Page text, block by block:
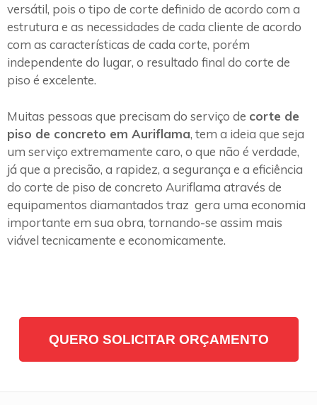
versátil, pois o tipo de corte definido de acordo com a
estrutura e as necessidades de cada cliente de acordo
com as características de cada corte, porém
independente do lugar, o resultado final do corte de
piso é excelente.
Muitas pessoas que precisam do serviço de corte de
piso de concreto em Auriflama, tem a ideia que seja
um serviço extremamente caro, o que não é verdade,
já que a precisão, a rapidez, a segurança e a eficiência
do corte de piso de concreto Auriflama através de
equipamentos diamantados traz gera uma economia
importante em sua obra, tornando-se assim mais
viável tecnicamente e economicamente.
QUERO SOLICITAR ORÇAMENTO